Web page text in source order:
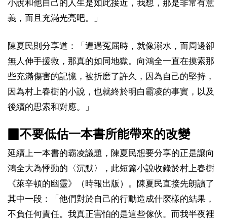
小說和他自己的人生是如此接近，我想，那是非常有意
義，而且充滿光亮吧。」
陳夏民則分享道：「遭遇冤屈時，就像溺水，而周邊卻
無人伸手援救，那真的如同地獄。向鴻全一直在摸索那
些充滿傷害的記憶，被折磨了許久，因為自己的堅持，
因為村上春樹的小說，也就終於明白霸凌的事實，以及
後續的思索和對應。」
▉不要低估一本書所能帶來的改變
延續上一本書的霸凌議題，陳夏民想要分享的正是讓向
鴻全大為悸動的〈沉默〉，此短篇小說收錄於村上春樹
《萊辛頓的幽靈》（時報出版）。陳夏民直接先朗讀了
其中一段：「他們對於自己的行動造成什麼樣的結果，
不負任何責任。我真正害怕的是這些傢伙。而我半夜裡